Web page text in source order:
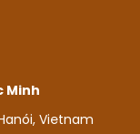
Minh
Vietnam